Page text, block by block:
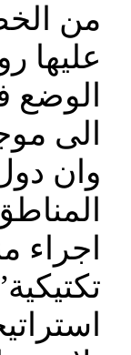
من
عليها
الوضع
الى
وان
اجراء